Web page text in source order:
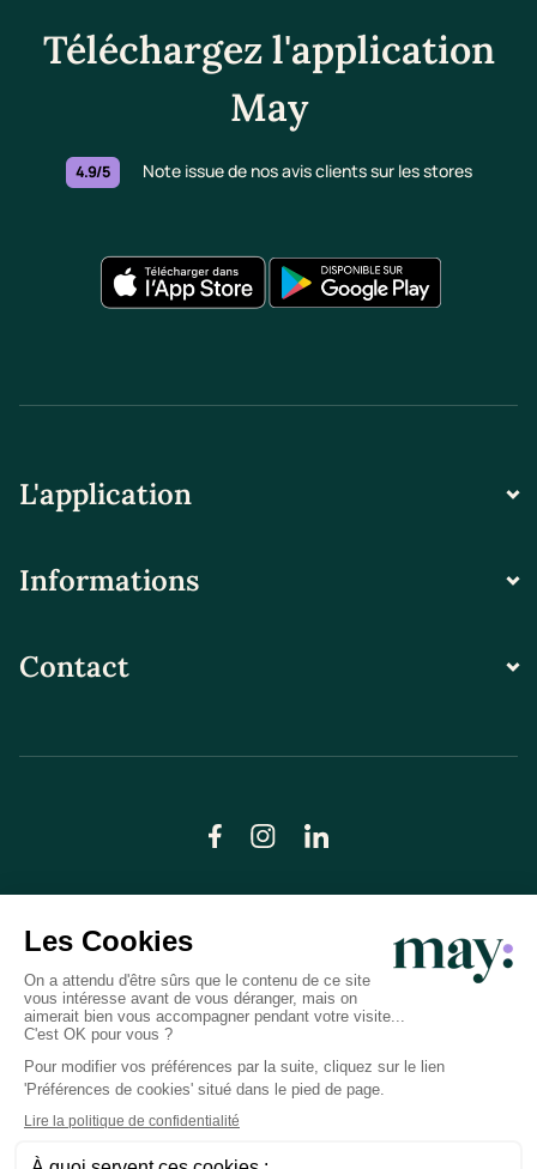
Téléchargez l'application
May
4.9/5 Note issue de nos avis clients sur les stores
L'application
Informations
Contact
© LN CARE 2026
Politique de confidentialité
Conditions générales d’utilisation
Plan du site